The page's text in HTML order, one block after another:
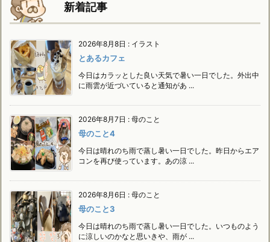
新着記事
2026年8月8日 : イラスト
とあるカフェ
今日はカラッとした良い天気で暑い一日でした。外出中
に雨雲が近づいていると通知があ ...
2026年8月7日 : 母のこと
母のこと4
今日は晴れのち雨で蒸し暑い一日でした。昨日からエア
コンを再び使っています。あの涼 ...
2026年8月6日 : 母のこと
母のこと3
今日は晴れのち雨で蒸し暑い一日でした。いつものよう
に涼しいのかなと思いきや、雨が ...